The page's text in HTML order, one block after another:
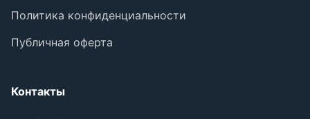
Политика конфиденциальности
Публичная оферта
Контакты